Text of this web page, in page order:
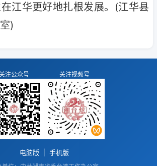
江华更好地扎根发展。(江华县
)
注公众号 关注视频号
电脑版 手机版